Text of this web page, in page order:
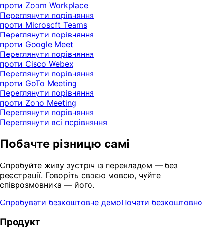
проти Zoom Workplace
Переглянути порівняння
проти Microsoft Teams
Переглянути порівняння
проти Google Meet
Переглянути порівняння
проти Cisco Webex
Переглянути порівняння
проти GoTo Meeting
Переглянути порівняння
проти Zoho Meeting
Переглянути порівняння
Переглянути всі порівняння
Побачте різницю самі
Спробуйте живу зустріч із перекладом — без
реєстрації. Говоріть своєю мовою, чуйте
співрозмовника — його.
Спробувати безкоштовне демоПочати безкоштовно
Продукт